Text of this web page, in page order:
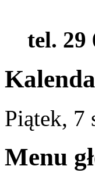
tel. 29
Piątek, 7
Menu